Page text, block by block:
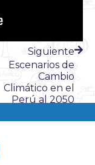
Siguiente
Escenarios de
Cambio
Climático en el
Perú al 2050